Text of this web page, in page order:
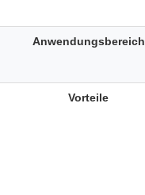
Anwendungsbereich
Vorteile